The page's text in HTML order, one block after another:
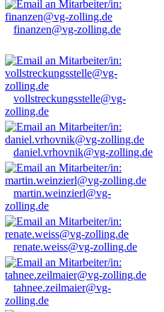
finanzen@vg-zolling.de
vollstreckungsstelle@vg-
zolling.de
daniel.vrhovnik@vg-zolling.de
martin.weinzierl@vg-
zolling.de
renate.weiss@vg-zolling.de
tahnee.zeilmaier@vg-
zolling.de